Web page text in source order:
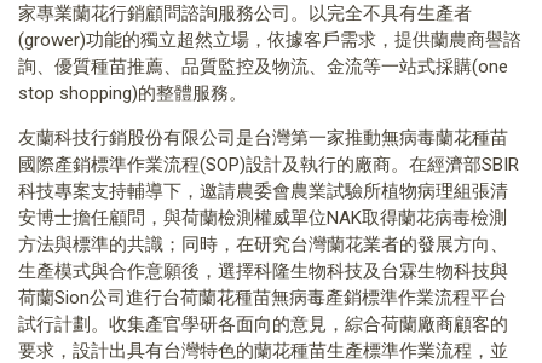
家專業蘭花行銷顧問諮詢服務公司。以完全不具有生產者
(grower)功能的獨立超然立場，依據客戶需求，提供蘭農商譽諮
詢、優質種苗推薦、品質監控及物流、金流等一站式採購(one
stop shopping)的整體服務。
友蘭科技行銷股份有限公司是台灣第一家推動無病毒蘭花種苗
國際產銷標準作業流程(SOP)設計及執行的廠商。在經濟部SBIR
科技專案支持輔導下，邀請農委會農業試驗所植物病理組張清
安博士擔任顧問，與荷蘭檢測權威單位NAK取得蘭花病毒檢測
方法與標準的共識；同時，在研究台灣蘭花業者的發展方向、
生產模式與合作意願後，選擇科隆生物科技及台霖生物科技與
荷蘭Sion公司進行台荷蘭花種苗無病毒產銷標準作業流程平台
試行計劃。收集產官學研各面向的意見，綜合荷蘭廠商顧客的
要求，設計出具有台灣特色的蘭花種苗生產標準作業流程，並